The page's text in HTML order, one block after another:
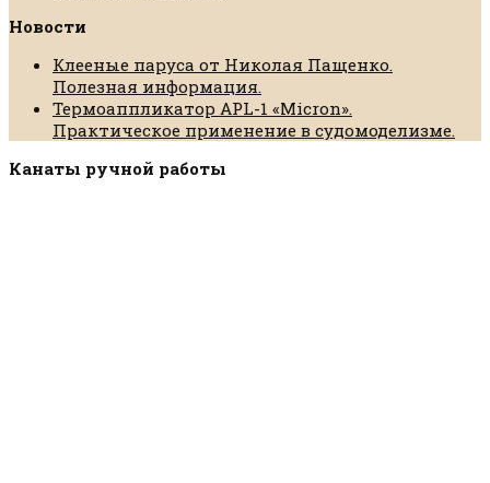
Новости
Клееные паруса от Николая Пащенко.
Полезная информация.
Термоаппликатор APL-1 «Micron».
Практическое применение в судомоделизме.
Канаты ручной работы